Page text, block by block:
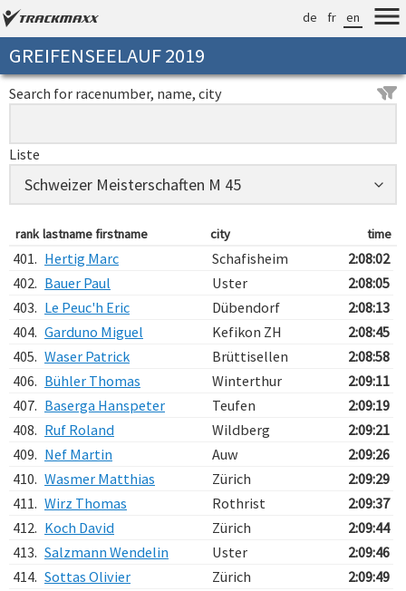
de fr en
GREIFENSEELAUF 2019
Search for racenumber, name, city
Liste
rank lastname firstname city time
401. Hertig Marc Schafisheim
2:08:02
402. Bauer Paul Uster
2:08:05
403. Le Peuc'h Eric Dübendorf
2:08:13
404. Garduno Miguel Kefikon ZH
2:08:45
405. Waser Patrick Brüttisellen
2:08:58
406. Bühler Thomas Winterthur
2:09:11
407. Baserga Hanspeter Teufen
2:09:19
408. Ruf Roland Wildberg
2:09:21
409. Nef Martin Auw
2:09:26
410. Wasmer Matthias Zürich
2:09:29
411. Wirz Thomas Rothrist
2:09:37
412. Koch David Zürich
2:09:44
413. Salzmann Wendelin Uster
2:09:46
414. Sottas Olivier Zürich
2:09:49